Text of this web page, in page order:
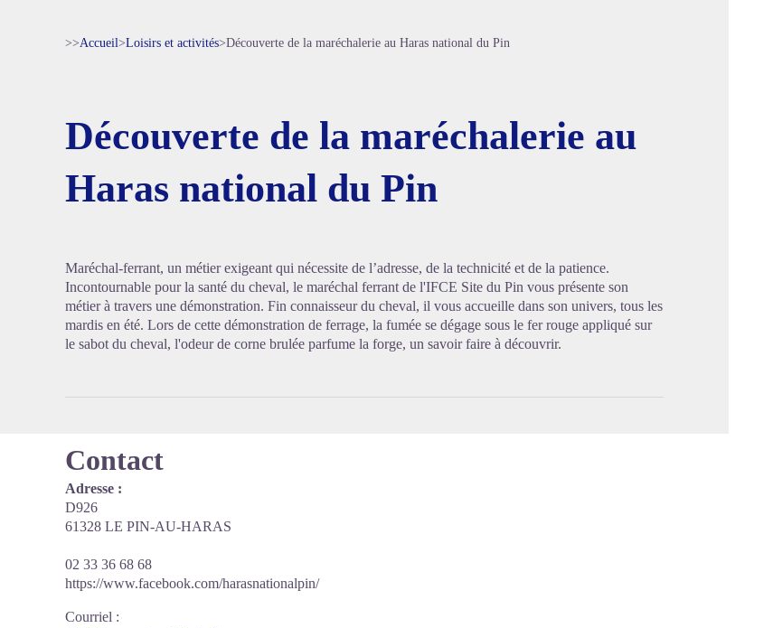
Voir l'image en plein écran
>>Accueil>Loisirs et activités>Découverte de la maréchalerie au Haras national du Pin
Découverte de la maréchalerie au
Haras national du Pin
Maréchal-ferrant, un métier exigeant qui nécessite de l’adresse, de la technicité et de la patience.
Incontournable pour la santé du cheval, le maréchal ferrant de l'IFCE Site du Pin vous présente son
métier à travers une démonstration. Fin connaisseur du cheval, il vous accueille dans son univers, tous les
mardis en été. Lors de cette démonstration de ferrage, la fumée se dégage sous le fer rouge appliqué sur
le sabot du cheval, l'odeur de corne brulée parfume la forge, un savoir faire à découvrir.
Contact
Adresse :
D926
61328 LE PIN-AU-HARAS
02 33 36 68 68
https://www.facebook.com/harasnationalpin/
Courriel :